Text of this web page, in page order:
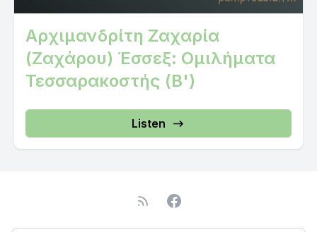
Αρχιμανδρίτη Ζαχαρία
(Ζαχάρου) Έσσεξ: Ομιλήματα
Τεσσαρακοστής (B')
Listen